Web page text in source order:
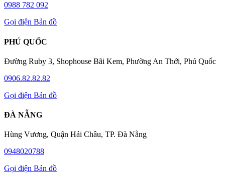
0988 782 092
Gọi điện Bản đồ
PHÚ QUỐC
Đường Ruby 3, Shophouse Bãi Kem, Phường An Thới, Phú Quốc
0906.82.82.82
Gọi điện Bản đồ
ĐÀ NẴNG
Hùng Vương, Quận Hải Châu, TP. Đà Nẵng
0948020788
Gọi điện Bản đồ